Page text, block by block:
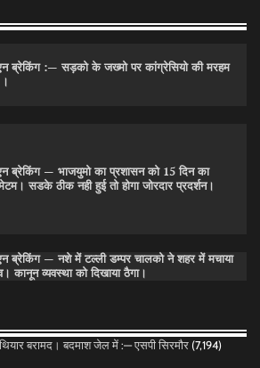
ब्रेकिंग :— सड़को के जख्मो पर कांग्रेसियो की मरहम
ब्रेकिंग — भाजयुमो का प्रशासन को 15 दिन का
सडके ठीक नही हुई तो होगा जोरदार प्रदर्शन।
ब्रेकिंग — नशे में टल्ली डम्पर चालको ने शहर में मचाया
कानून व्यवस्था को दिखाया ठैगा।
बरामद। बदमाश जेल में :— एसपी सिरमौर (7,194)
ब्रेकिंग :— वार्ड नम्बर 11 —— थोथे वादे, झूठी
बाते हवा हवाई। कांग्रेसियो की।
ब्रेकिंग:— वार्ड नम्बर 7 में भाजपा प्रत्याषी की हवांइंया
रविन्द्रपाल खुराना ने।
ब्रेकिंग :— राष्ट्रीय स्तर पर नाम रोशन किया मिशन